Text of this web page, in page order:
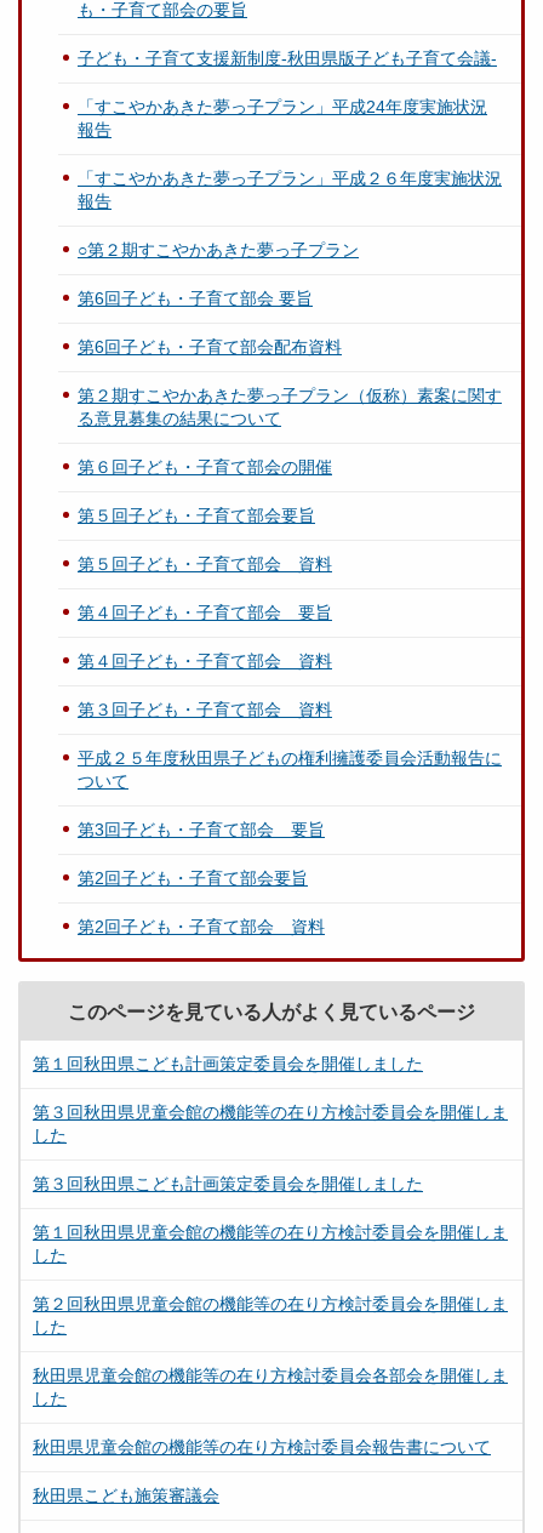
も・子育て部会の要旨
子ども・子育て支援新制度-秋田県版子ども子育て会議-
「すこやかあきた夢っ子プラン」平成24年度実施状況
報告
「すこやかあきた夢っ子プラン」平成２６年度実施状況
報告
○第２期すこやかあきた夢っ子プラン
第6回子ども・子育て部会 要旨
第6回子ども・子育て部会配布資料
第２期すこやかあきた夢っ子プラン（仮称）素案に関す
る意見募集の結果について
第６回子ども・子育て部会の開催
第５回子ども・子育て部会要旨
第５回子ども・子育て部会 資料
第４回子ども・子育て部会 要旨
第４回子ども・子育て部会 資料
第３回子ども・子育て部会 資料
平成２５年度秋田県子どもの権利擁護委員会活動報告に
ついて
第3回子ども・子育て部会 要旨
第2回子ども・子育て部会要旨
第2回子ども・子育て部会 資料
このページを見ている人がよく見ているページ
第１回秋田県こども計画策定委員会を開催しました
第３回秋田県児童会館の機能等の在り方検討委員会を開催しま
した
第３回秋田県こども計画策定委員会を開催しました
第１回秋田県児童会館の機能等の在り方検討委員会を開催しま
した
第２回秋田県児童会館の機能等の在り方検討委員会を開催しま
した
秋田県児童会館の機能等の在り方検討委員会各部会を開催しま
した
秋田県児童会館の機能等の在り方検討委員会報告書について
秋田県こども施策審議会